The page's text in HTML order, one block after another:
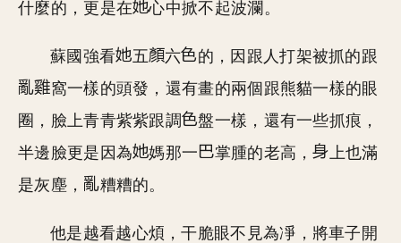
什麼的，更是在
心中掀不起波瀾。
蘇國強看 五 六
的，因跟人打架被抓的跟
窩一樣的頭發，還有畫的兩個跟熊貓一樣的眼
圈，臉上青青紫紫跟調
盤一樣，還有一些抓痕，
半邊臉更是因為
媽那一 掌腫的老高，
上也滿
是灰塵，
糟糟的。
他是越看越心煩，干脆眼不見為凈，將車子開